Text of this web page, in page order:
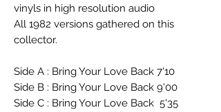
vinyls in high resolution audio
All 1982 versions gathered on this
collector.
Side A : Bring Your Love Back 7'10
Side B : Bring Your Love Back 9'00
Side C : Bring Your Love Back 5'35